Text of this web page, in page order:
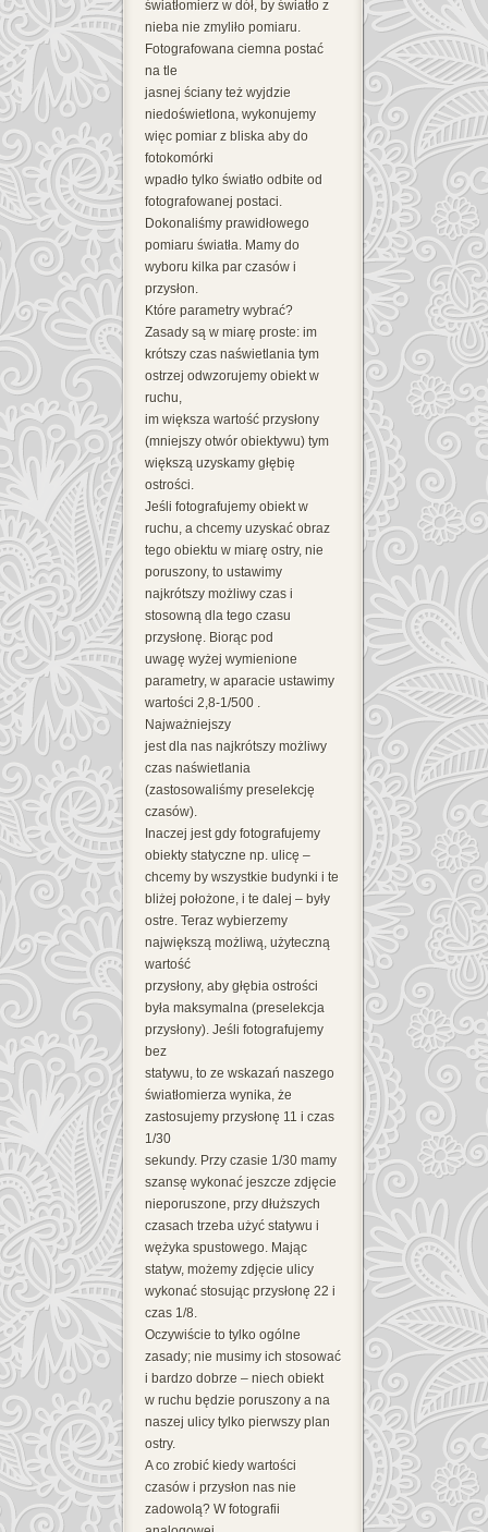
światłomierz w dół, by światło z
nieba nie zmyliło pomiaru.
Fotografowana ciemna postać
na tle
jasnej ściany też wyjdzie
niedoświetlona, wykonujemy
więc pomiar z bliska aby do
fotokomórki
wpadło tylko światło odbite od
fotografowanej postaci.
Dokonaliśmy prawidłowego
pomiaru światła. Mamy do
wyboru kilka par czasów i
przysłon.
Które parametry wybrać?
Zasady są w miarę proste: im
krótszy czas naświetlania tym
ostrzej odwzorujemy obiekt w
ruchu,
im większa wartość przysłony
(mniejszy otwór obiektywu) tym
większą uzyskamy głębię
ostrości.
Jeśli fotografujemy obiekt w
ruchu, a chcemy uzyskać obraz
tego obiektu w miarę ostry, nie
poruszony, to ustawimy
najkrótszy możliwy czas i
stosowną dla tego czasu
przysłonę. Biorąc pod
uwagę wyżej wymienione
parametry, w aparacie ustawimy
wartości 2,8-1/500 .
Najważniejszy
jest dla nas najkrótszy możliwy
czas naświetlania
(zastosowaliśmy preselekcję
czasów).
Inaczej jest gdy fotografujemy
obiekty statyczne np. ulicę –
chcemy by wszystkie budynki i te
bliżej położone, i te dalej – były
ostre. Teraz wybierzemy
największą możliwą, użyteczną
wartość
przysłony, aby głębia ostrości
była maksymalna (preselekcja
przysłony). Jeśli fotografujemy
bez
statywu, to ze wskazań naszego
światłomierza wynika, że
zastosujemy przysłonę 11 i czas
1/30
sekundy. Przy czasie 1/30 mamy
szansę wykonać jeszcze zdjęcie
nieporuszone, przy dłuższych
czasach trzeba użyć statywu i
wężyka spustowego. Mając
statyw, możemy zdjęcie ulicy
wykonać stosując przysłonę 22 i
czas 1/8.
Oczywiście to tylko ogólne
zasady; nie musimy ich stosować
i bardzo dobrze – niech obiekt
w ruchu będzie poruszony a na
naszej ulicy tylko pierwszy plan
ostry.
A co zrobić kiedy wartości
czasów i przysłon nas nie
zadowolą? W fotografii